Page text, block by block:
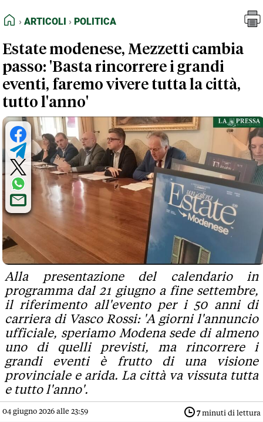
FEED RSS
NORMATIVE DEONTOLOGICHE
TERMINI e CONDIZIONI
HOME
ARTICOLI POLITICA
Estate modenese, Mezzetti cambia
passo: 'Basta rincorrere i grandi
eventi, faremo vivere tutta la città,
tutto l'anno'
Alla presentazione del calendario in
programma dal 21 giugno a fine settembre,
il riferimento all'evento per i 50 anni di
carriera di Vasco Rossi: 'A giorni l'annuncio
ufficiale, speriamo Modena sede di almeno
uno di quelli previsti, ma rincorrere i
grandi eventi è frutto di una visione
provinciale e arida. La città va vissuta tutta
e tutto l'anno'.
04 giugno 2026 alle 23:59 7minuti di lettura